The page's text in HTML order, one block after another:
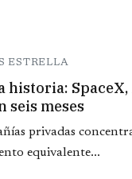
ESTRELLA
historia:
seis meses
privadas
equivalente...